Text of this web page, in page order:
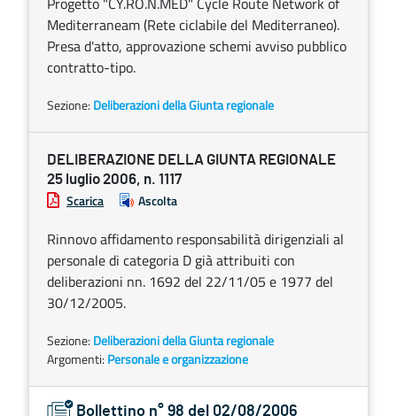
Mediterraneam (Rete ciclabile del Mediterraneo).
Presa d'atto, approvazione schemi avviso pubblico
contratto-tipo.
Sezione: Deliberazioni della Giunta regionale
DELIBERAZIONE DELLA GIUNTA REGIONALE
25 luglio 2006, n. 1117
Scarica Ascolta
Rinnovo affidamento responsabilità dirigenziali al
personale di categoria D già attribuiti con
deliberazioni nn. 1692 del 22/11/05 e 1977 del
30/12/2005.
Sezione: Deliberazioni della Giunta regionale
Argomenti: Personale e organizzazione
Bollettino n° 98 del 02/08/2006